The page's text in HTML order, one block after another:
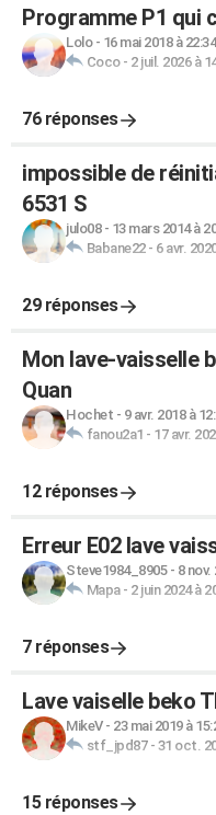
Programme P1 qui
Lolo- 16 mai 2018 à 22:34
Coco- 2 juil. 2026 à
76 réponses
impossible de
6531 S
julo08- 13 mars 2014 à
Babane22- 6 avr.
29 réponses
Mon lave-vaisselle
Quan
Hochet - 9 avr. 2018 à
fanou2a1 - 17 avr.
12 réponses
Erreur E02 lave
Steve1984_8905- 8 nov.
Mapa- 2 juin 2024 à
7 réponses
Lave vaiselle beko
MikeV- 23 mai 2019 à
stf_jpd87- 31 oct.
15 réponses